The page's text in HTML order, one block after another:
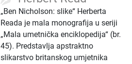
„Ben Nicholson: slike“ Herberta
Reada je mala monografija u seriji
„Mala umetnička enciklopedija“ (br.
45). Predstavlja apstraktno
slikarstvo britanskog umjetnika